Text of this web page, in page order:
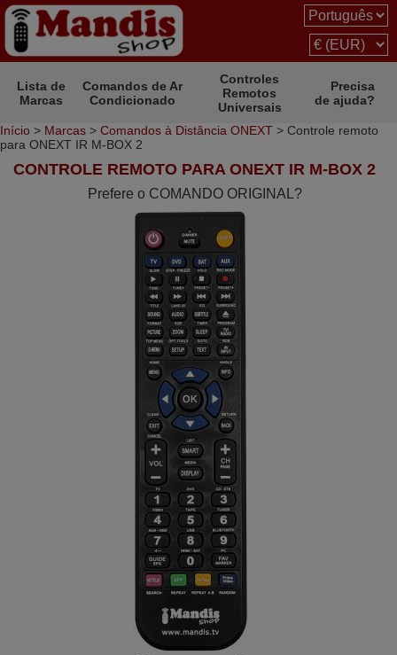
Lista de
Marcas
Comandos de Ar
Condicionado
Controles
Remotos
Universais
Precisa
de ajuda?
Início > Marcas > Comandos à Distância ONEXT > Controle remoto
para ONEXT IR M-BOX 2
CONTROLE REMOTO PARA ONEXT IR M-BOX 2
Prefere o COMANDO ORIGINAL?